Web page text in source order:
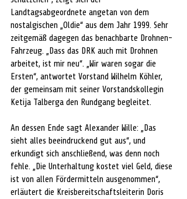
Landtagsabgeordnete angetan von dem
nostalgischen „Oldie“ aus dem Jahr 1999. Sehr
zeitgemäß dagegen das benachbarte Drohnen-
Fahrzeug. „Dass das DRK auch mit Drohnen
arbeitet, ist mir neu“. „Wir waren sogar die
Ersten“, antwortet Vorstand Wilhelm Köhler,
der gemeinsam mit seiner Vorstandskollegin
Ketija Talberga den Rundgang begleitet.
An dessen Ende sagt Alexander Wille: „Das
sieht alles beeindruckend gut aus“, und
erkundigt sich anschließend, was denn noch
fehle. „Die Unterhaltung kostet viel Geld, diese
ist von allen Fördermitteln ausgenommen“,
erläutert die Kreisbereitschaftsleiterin Doris